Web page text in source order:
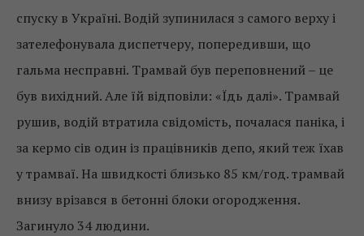
спуску в Україні. Водій зупинилася з самого верху і
зателефонувала диспетчеру, попередивши, що
гальма несправні. Трамвай був переповнений – це
був вихідний. Але їй відповіли: «Їдь далі». Трамвай
рушив, водій втратила свідомість, почалася паніка, і
за кермо сів один із працівників депо, який теж їхав
у трамваї. На швидкості близько 85 км/год. трамвай
внизу врізався в бетонні блоки огородження.
Загинуло 34 людини.